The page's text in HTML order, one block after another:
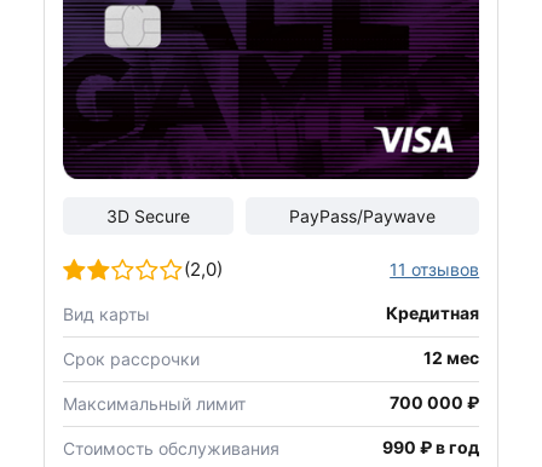
3D Secure PayPass/Paywave
(2,0) 11 отзывов
Вид карты Кредитная
Срок рассрочки 12 мес
Максимальный лимит 700 000 ₽
Стоимость обслуживания 990 ₽ в год